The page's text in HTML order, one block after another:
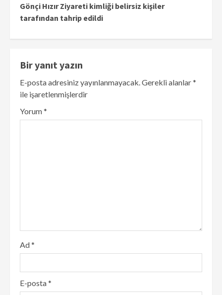
Gönçi Hızır Ziyareti kimliği belirsiz kişiler
tarafından tahrip edildi
Bir yanıt yazın
E-posta adresiniz yayınlanmayacak.Gerekli alanlar*
ile işaretlenmişlerdir
Yorum*
Ad*
E-posta*